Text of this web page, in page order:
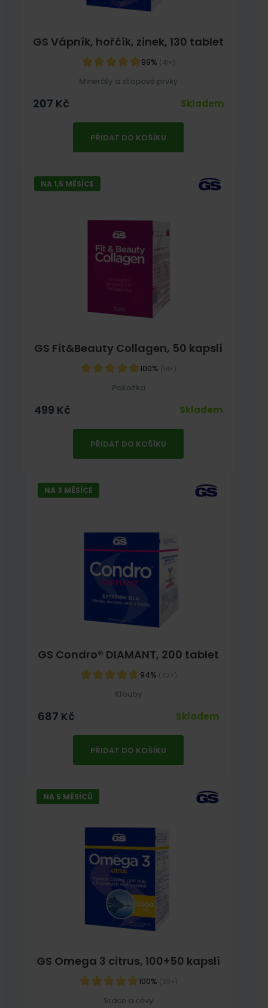
GS Vápník, hořčík, zinek, 130 tablet
99% (41×)
Minerály a stopové prvky
207 Kč Skladem
PŘIDAT DO KOŠÍKU
GS Fit&Beauty Collagen, 50 kapslí
100% (14×)
NA 1,5 MĚSÍCE
Pokožka
499 Kč Skladem
PŘIDAT DO KOŠÍKU
GS Condro® DIAMANT, 200 tablet
94% (42×)
NA 3 MĚSÍCE
Klouby
687 Kč Skladem
PŘIDAT DO KOŠÍKU
GS Omega 3 citrus, 100+50 kapslí
100% (39×)
NA 5 MĚSÍCŮ
Srdce a cévy